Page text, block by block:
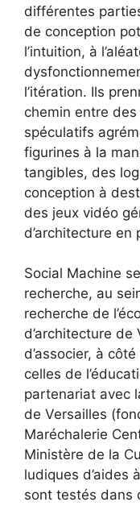
différentes
de conception
l’intuition, à
l’itération. Ils
chemin entre
spéculatifs
figurines à la
tangibles, des
conception à
des jeux vidéo
d’architecture en
Social Machine
recherche, au
recherche de
d’architecture
d’associer, à
celles de
partenariat avec
de Versailles
Maréchalerie
Ministère de la
ludiques d’aides
sont testés dans